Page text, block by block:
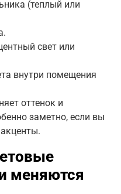
(теплый или
свет или
внутри помещения
оттенок и
заметно, если вы
меняются